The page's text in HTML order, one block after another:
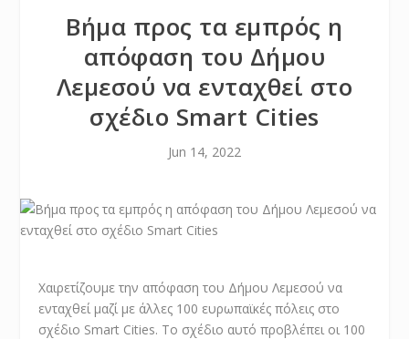
Βήμα προς τα εμπρός η
απόφαση του Δήμου
Λεμεσού να ενταχθεί στο
σχέδιο Smart Cities
Jun 14, 2022
Χαιρετίζουμε την απόφαση του Δήμου Λεμεσού να
ενταχθεί μαζί με άλλες 100 ευρωπαϊκές πόλεις στο
σχέδιο Smart Cities. Το σχέδιο αυτό προβλέπει οι 100